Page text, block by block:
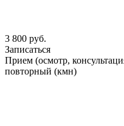
3 800 руб.
Записаться
Прием (осмотр,
повторный (кмн)